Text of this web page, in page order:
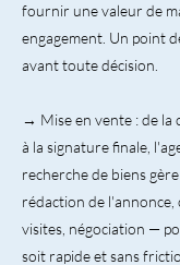
fournir une valeur de
engagement. Un point
avant toute décision.
→ Mise en vente : de
à la signature finale,
recherche de biens
rédaction de
visites, négociation —
soit rapide et sans